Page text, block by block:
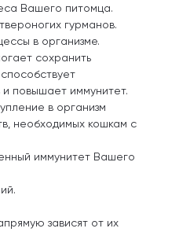
Вашего питомца.
гурманов.
в организме.
сохранить
повышает иммунитет.
в организм
необходимых кошкам с
иммунитет Вашего
зависят от их